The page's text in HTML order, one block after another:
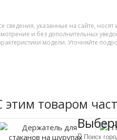
сведения, указанные на сайте,
и без дополнительных
модели. Уточняйте
этим товаром